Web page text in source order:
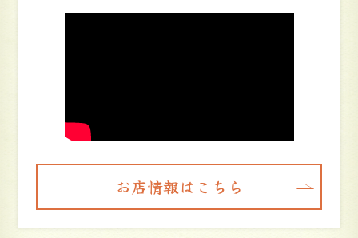
お店情報はこちら